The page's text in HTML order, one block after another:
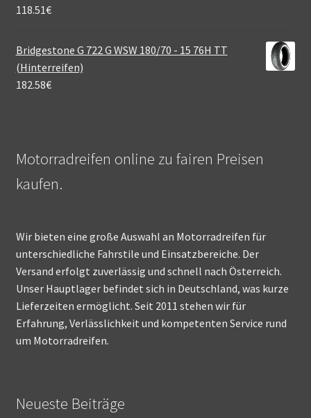
118.51€
Bridgestone G 722 G WSW 180/70 - 15 76H TT
(Hinterreifen)
182.58€
Motorradreifen online zu fairen Preisen
kaufen.
Wir bieten eine große Auswahl an Motorradreifen für
unterschiedliche Fahrstile und Einsatzbereiche. Der
Versand erfolgt zuverlässig und schnell nach Österreich.
Unser Hauptlager befindet sich in Deutschland, was kurze
Lieferzeiten ermöglicht. Seit 2011 stehen wir für
Erfahrung, Verlässlichkeit und kompetenten Service rund
um Motorradreifen.
Neueste Beiträge